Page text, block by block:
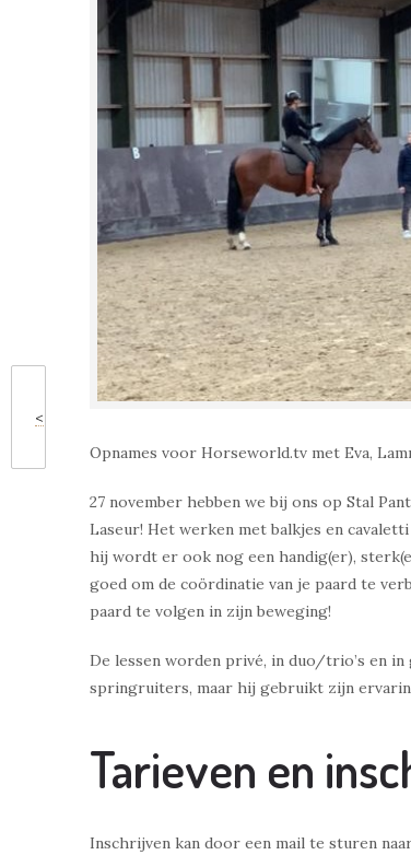
<
Opnames voor Horseworld.tv met Eva,
27 november hebben we bij ons op Stal
Laseur! Het werken met balkjes en
hij wordt er ook nog een handig(er),
goed om de coördinatie van je paard te
paard te volgen in zijn beweging!
De lessen worden privé, in duo/trio’s en
springruiters, maar hij gebruikt zijn
Tarieven en
Inschrijven kan door een mail te sturen